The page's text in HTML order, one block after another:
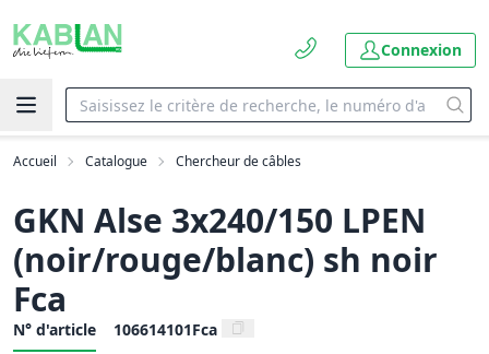
Connexion
Accueil Catalogue Chercheur de câbles
GKN Alse 3x240/150 LPEN
(noir/rouge/blanc) sh noir
Fca
N° d'article 106614101Fca